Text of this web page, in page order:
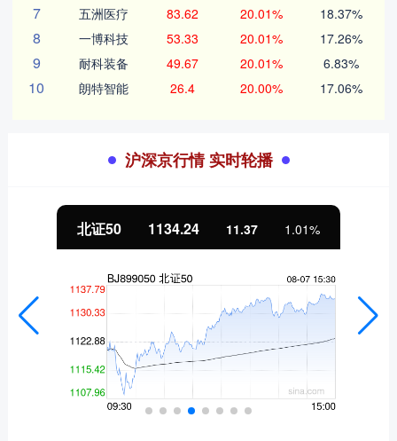
7 五洲医疗 83.62 20.01% 18.37%
8 一博科技 53.33 20.01% 17.26%
9 耐科装备 49.67 20.01% 6.83%
10 朗特智能 26.4 20.00% 17.06%
沪深京行情 实时轮播
创业板指 3563.12 47.56